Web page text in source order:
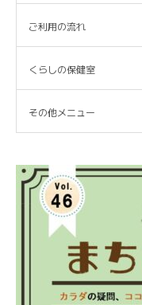
ご利用の流れ
くらしの保健室
その他メニュー